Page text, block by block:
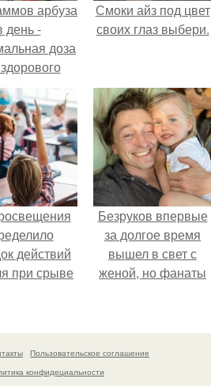
арбуза
день -
доза
врачи.
Смоки айз под цвет
своих глаз выбери.
действий
при срыве
Безруков впервые
за долгое время
вышел в свет с
женой, но фанаты
Анны: "какая она
скучная.
Пользовательское соглашение
конфидециальности